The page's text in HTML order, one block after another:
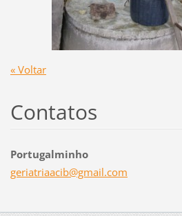
« Voltar
Contatos
Portugalminho
geriatriaacib@gmail.com